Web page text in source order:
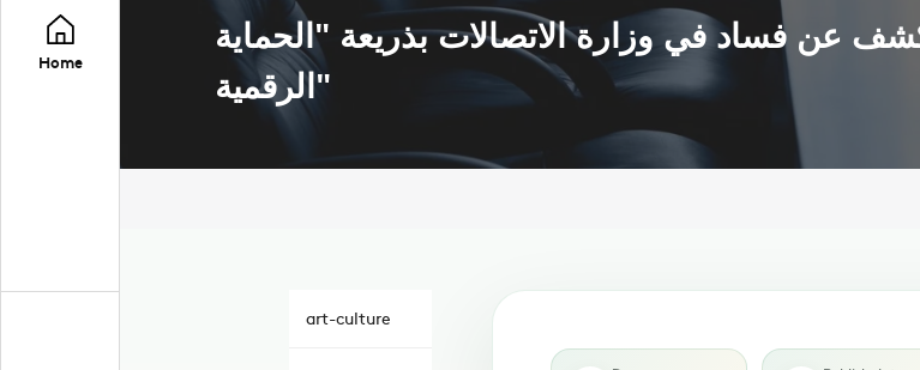
Home
عن فساد في وزارة الاتصالات بذريعة "الحماية
الرقمية"
art-culture